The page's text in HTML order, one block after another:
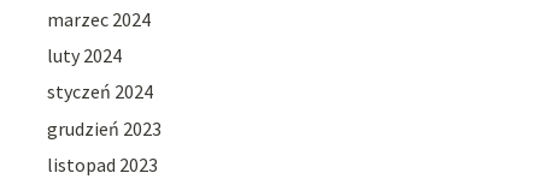
marzec 2024
luty 2024
styczeń 2024
grudzień 2023
listopad 2023